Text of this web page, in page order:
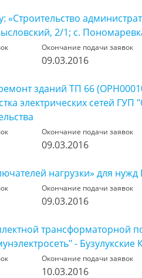
«Строительство
2/1; с.
Окончание подачи заявок
09.03.2016
зданий ТП 66
электрических сетей
Окончание подачи заявок
09.03.2016
нагрузки» для
Окончание подачи заявок
09.03.2016
трансформаторной
- Бузулукские
Окончание подачи заявок
10.03.2016